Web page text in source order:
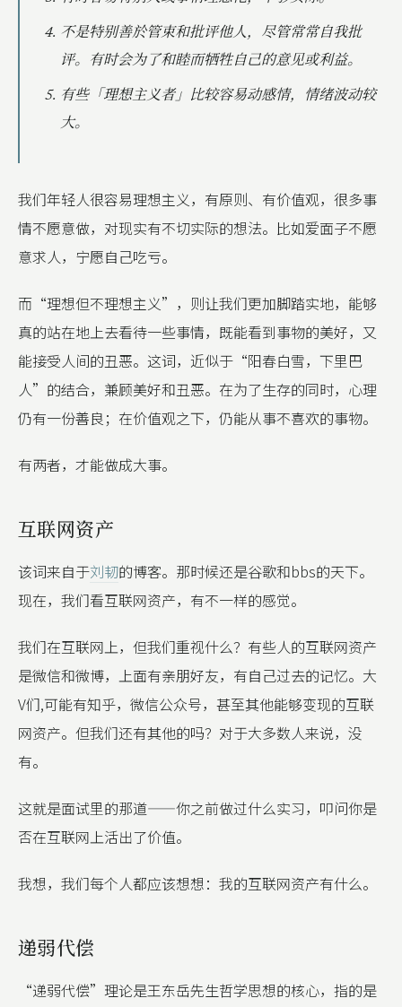
不是特别善於管束和批评他人，尽管常常自我批
评。有时会为了和睦而牺牲自己的意见或利益。
有些「理想主义者」比较容易动感情，情绪波动较
大。
我们年轻人很容易理想主义，有原则、有价值观，很多事
情不愿意做，对现实有不切实际的想法。比如爱面子不愿
意求人，宁愿自己吃亏。
而“理想但不理想主义”，则让我们更加脚踏实地，能够
真的站在地上去看待一些事情，既能看到事物的美好，又
能接受人间的丑恶。这词，近似于“阳春白雪，下里巴
人”的结合，兼顾美好和丑恶。在为了生存的同时，心理
仍有一份善良；在价值观之下，仍能从事不喜欢的事物。
有两者，才能做成大事。
互联网资产
该词来自于刘韧的博客。那时候还是谷歌和bbs的天下。
现在，我们看互联网资产，有不一样的感觉。
我们在互联网上，但我们重视什么？有些人的互联网资产
是微信和微博，上面有亲朋好友，有自己过去的记忆。大
V们,可能有知乎，微信公众号，甚至其他能够变现的互联
网资产。但我们还有其他的吗？对于大多数人来说，没
有。
这就是面试里的那道——你之前做过什么实习，叩问你是
否在互联网上活出了价值。
我想，我们每个人都应该想想：我的互联网资产有什么。
递弱代偿
“递弱代偿”理论是王东岳先生哲学思想的核心，指的是